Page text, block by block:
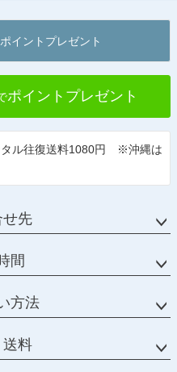
ポイントプレゼント
ポイントプレゼント
ル往復送料1080円 ※沖縄は
せ先
間
方法
送料